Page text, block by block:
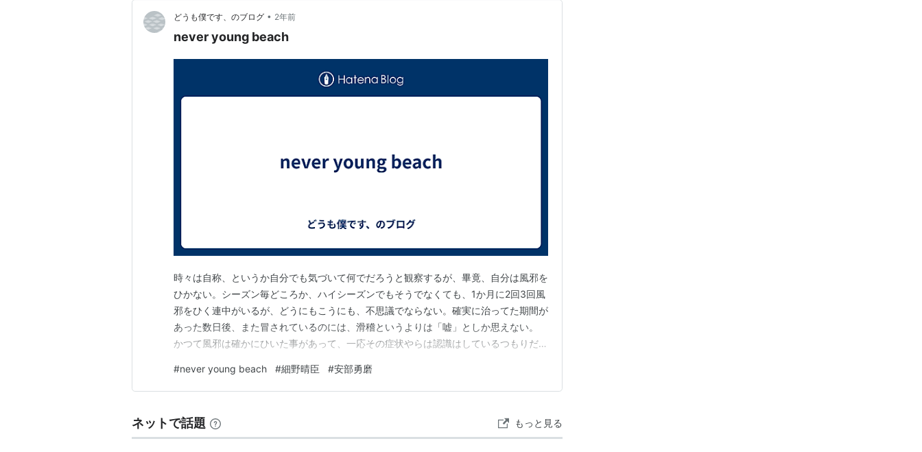
どうも僕です、のブログ • 2年前
never young beach
時々は自称、というか自分でも気づいて何でだろうと観察するが、畢竟、自分は風邪を
ひかない。シーズン毎どころか、ハイシーズンでもそうでなくても、1か月に2回3回風
邪をひく連中がいるが、どうにもこうにも、不思議でならない。確実に治ってた期間が
あった数日後、また冒されているのには、滑稽というよりは「嘘」としか思えない。
かつて風邪は確かにひいた事があって、一応その症状やらは認識はしているつもりだ
えが不謹慎ながら、幼い時に親から捨てられて児童養護施設に入れられた子供が中年に
なって思い起こす親の記憶、みたいな、あるものだかないも…
#never young beach #細野晴臣 #安部勇磨
ネットで話題 もっと見る